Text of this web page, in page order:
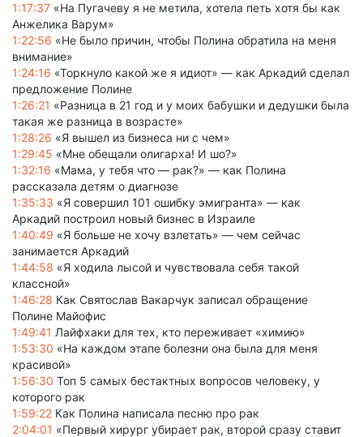
1:17:37 «На Пугачеву я не метила, хотела петь хотя бы как
Анжелика Варум»
1:22:56 «Не было причин, чтобы Полина обратила на меня
внимание»
1:24:16 «Торкнуло какой же я идиот» — как Аркадий сделал
предложение Полине
1:26:21 «Разница в 21 год и у моих бабушки и дедушки была
такая же разница в возрасте»
1:28:26 «Я вышел из бизнеса ни с чем»
1:29:45 «Мне обещали олигарха! И шо?»
1:32:16 «Мама, у тебя что — рак?» — как Полина
рассказала детям о диагнозе
1:35:33 «Я совершил 101 ошибку эмигранта» — как
Аркадий построил новый бизнес в Израиле
1:40:49 «Я больше не хочу взлетать» — чем сейчас
занимается Аркадий
1:44:58 «Я ходила лысой и чувствовала себя такой
классной»
1:46:28 Как Святослав Вакарчук записал обращение
Полине Майофис
1:49:41 Лайфхаки для тех, кто переживает «химию»
1:53:30 «На каждом этапе болезни она была для меня
красивой»
1:56:30 Топ 5 самых бестактных вопросов человеку, у
которого рак
1:59:22 Как Полина написала песню про рак
2:04:01 «Первый хирург убирает рак, второй сразу ставит